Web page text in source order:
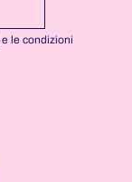
e le condizioni